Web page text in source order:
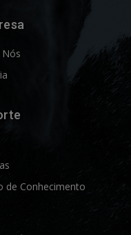
Nós
de Conhecimento